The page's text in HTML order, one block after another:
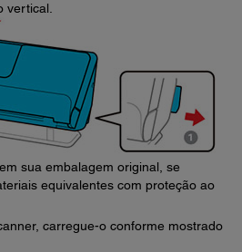
vertical.
sua embalagem original, se
equivalentes com proteção ao
carregue-o conforme mostrado